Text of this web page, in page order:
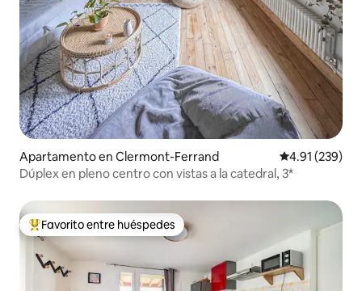
Apartamento en Clermont-Ferrand Calificación
4.91 (239)
Dúplex en pleno centro con vistas a la catedral, 3*
Favorito entre huéspedes preferido
Favorito entre huéspedes